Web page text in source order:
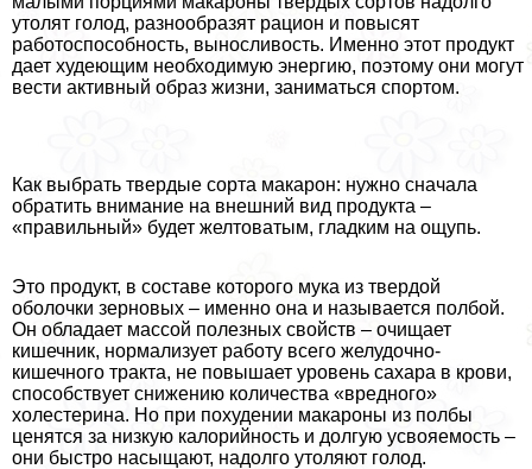
утолят голод, разнообразят рацион и повысят
работоспособность, выносливость. Именно этот продукт
дает худеющим необходимую энергию, поэтому они могут
вести активный образ жизни, заниматься спортом.
Как выбрать твердые сорта макарон: нужно сначала
обратить внимание на внешний вид продукта –
«правильный» будет желтоватым, гладким на ощупь.
Это продукт, в составе которого мука из твердой
оболочки зерновых – именно она и называется полбой.
Он обладает массой полезных свойств – очищает
кишечник, нормализует работу всего желудочно-
кишечного тpaкта, не повышает уровень сахара в крови,
способствует снижению количества «вредного»
холестерина. Но при похудении макароны из полбы
ценятся за низкую калорийность и долгую усвояемость –
они быстро насыщают, надолго утоляют голод.